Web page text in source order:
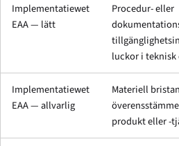
Implementatiewet
EAA — lätt
Procedur- eller
luckor i
Implementatiewet
EAA — allvarlig
Materiell
produkt eller -